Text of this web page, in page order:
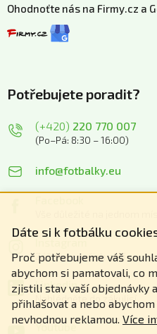
Dáte si k fotbálku
Proč potřebujeme váš
abychom si pamatovali, co
zjistili stav vaší objednávky
přihlašovat a nebo
nevhodnou reklamou. Více
Ohodnoťte nás na Firmy.cz a
Potřebujete poradit?
(+420) 220 770 007
(Po–Pá: 8:30 – 16:00)
info@fotbalky.eu
Zážitky z našich akcí
Linkedin
Nahlédněte do zákulisí
Youtube